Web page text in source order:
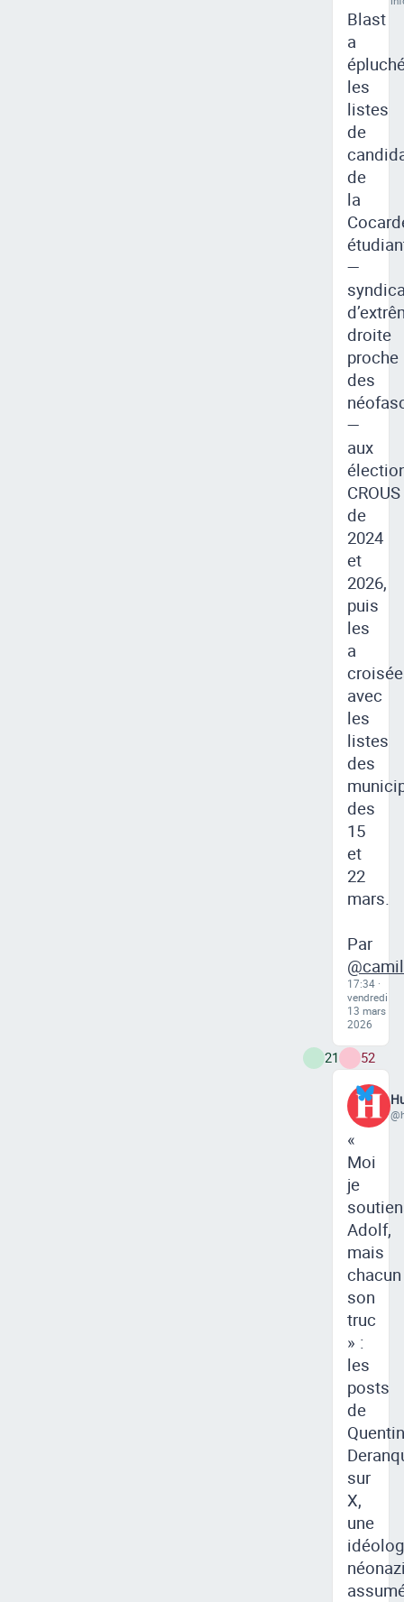
Blast
a
les
listes
de
de
la
—
droite
proche
des
—
aux
CROUS
de
2024
et
2026,
puis
les
a
avec
les
listes
des
des
15
et
22
mars.
Par
17:34 ·
vendredi
13 mars
2026
21 52
«
Moi
je
Adolf,
mais
chacun
son
truc
» :
les
posts
de
Quentin
sur
X,
une